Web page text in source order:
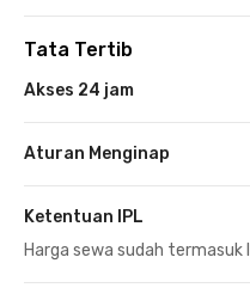
Tata Tertib
Akses 24 jam
Aturan Menginap
Ketentuan IPL
Harga sewa sudah termasuk